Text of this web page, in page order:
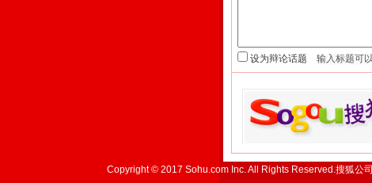
设为辩论话题
Copyright © 2017 Sohu.com Inc. All Rights Reserved.搜狐公司